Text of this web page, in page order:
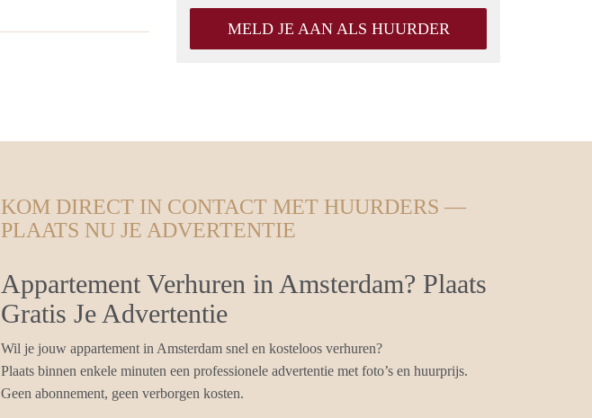
MELD JE AAN ALS HUURDER
KOM DIRECT IN CONTACT MET HUURDERS —
PLAATS NU JE ADVERTENTIE
Appartement Verhuren in Amsterdam? Plaats
Gratis Je Advertentie
Wil je jouw appartement in Amsterdam snel en kosteloos verhuren?
Plaats binnen enkele minuten een professionele advertentie met foto’s en huurprijs.
Geen abonnement, geen verborgen kosten.